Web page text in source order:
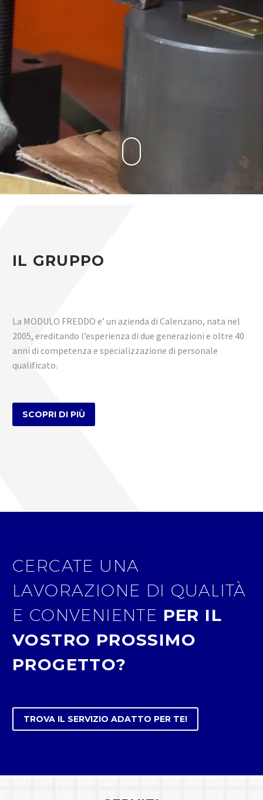
IL GRUPPO
La MODULO FREDDO e’ un azienda di Calenzano, nata nel
2005, ereditando l’esperienza di due generazioni e oltre 40
anni di competenza e specializzazione di personale
qualificato.
SCOPRI DI PIÙ
CERCATE UNA
LAVORAZIONE DI QUALITÀ
E CONVENIENTE PER IL
VOSTRO PROSSIMO
PROGETTO?
TROVA IL SERVIZIO ADATTO PER TE!